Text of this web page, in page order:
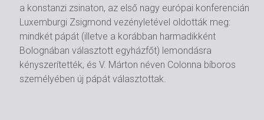
a konstanzi zsinaton, az első nagy európai konferencián
Luxemburgi Zsigmond vezényletével oldották meg:
mindkét pápát (illetve a korábban harmadikként
Bolognában választott egyházfőt) lemondásra
kényszerítették, és V. Márton néven Colonna bíboros
személyében új pápát választottak.